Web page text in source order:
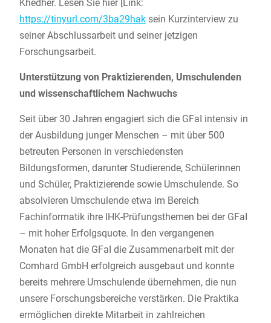
Khedher. Lesen Sie hier [Link:
https://tinyurl.com/3ba29haksein Kurzinterview zu
seiner Abschlussarbeit und seiner jetzigen
Forschungsarbeit.
Unterstützung von Praktizierenden, Umschulenden
und wissenschaftlichem Nachwuchs
Seit über 30 Jahren engagiert sich die GFaI intensiv in
der Ausbildung junger Menschen – mit über 500
betreuten Personen in verschiedensten
Bildungsformen, darunter Studierende, Schülerinnen
und Schüler, Praktizierende sowie Umschulende. So
absolvieren Umschulende etwa im Bereich
Fachinformatik ihre IHK-Prüfungsthemen bei der GFaI
– mit hoher Erfolgsquote. In den vergangenen
Monaten hat die GFaI die Zusammenarbeit mit der
Comhard GmbH erfolgreich ausgebaut und konnte
bereits mehrere Umschulende übernehmen, die nun
unsere Forschungsbereiche verstärken. Die Praktika
ermöglichen direkte Mitarbeit in zahlreichen